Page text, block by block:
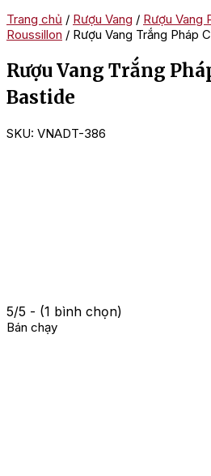
Trang chủ / Rượu Vang / Rượu Vang
Roussillon / Rượu Vang Trắng Pháp
Rượu Vang Trắng
Bastide
SKU: VNADT-386
5/5 - (1 bình chọn)
Bán chạy